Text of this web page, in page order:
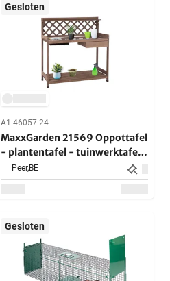
Gesloten
A1-46057-24
MaxxGarden 21569 Oppottafel
- plantentafel - tuinwerktafel
110x50x114cm
Peer,BE
Gesloten